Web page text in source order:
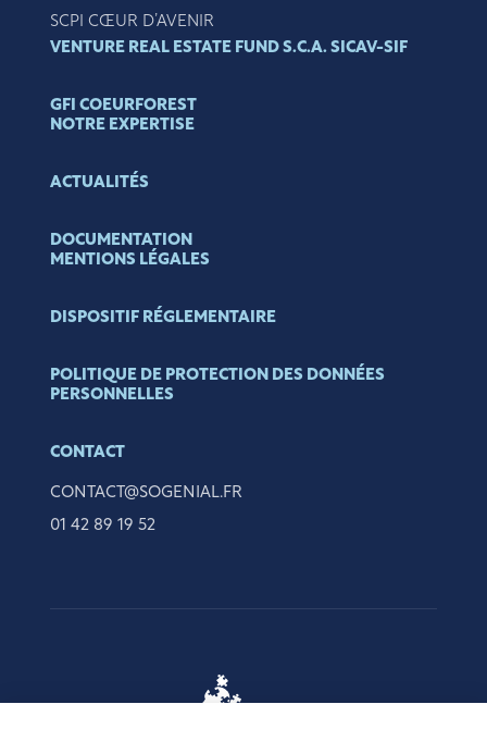
SCPI CŒUR D’AVENIR
VENTURE REAL ESTATE FUND S.C.A. SICAV-SIF
GFI COEURFOREST
NOTRE EXPERTISE
ACTUALITÉS
DOCUMENTATION
MENTIONS LÉGALES
DISPOSITIF RÉGLEMENTAIRE
POLITIQUE DE PROTECTION DES DONNÉES
PERSONNELLES
CONTACT
CONTACT@SOGENIAL.FR
01 42 89 19 52